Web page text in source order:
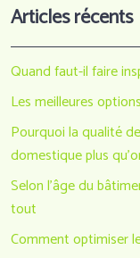
Articles récents
Quand faut-il faire
Les meilleures
Pourquoi la qualité
domestique plus
Selon l’âge du
tout
Comment optimiser